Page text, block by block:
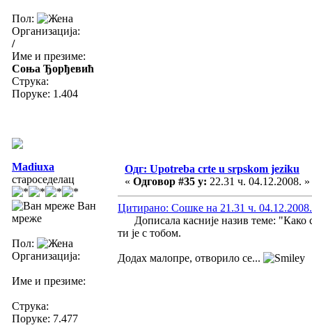
Пол:
Организација:
/
Име и презиме:
Соња Ђорђевић
Струка:
Поруке: 1.404
Madiuxa
староседелац
Ван
мреже
Пол:
Организација:
Име и презиме:
Струка:
Поруке: 7.477
Одг: Upotreba crte u srpskom jeziku
« Одговор #35 у: 22.31 ч. 04.12.2008. »
Цитирано: Сошке на 21.31 ч. 04.12.2008.
Дописала касније назив теме: "Како
ти је с тобом.
Додах малопре, отворило се...